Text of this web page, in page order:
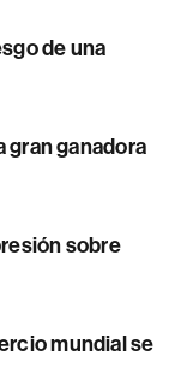
de una
gran ganadora
sobre
mundial se